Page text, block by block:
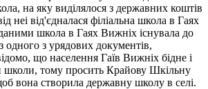
на яку виділялося з державних коштів
неі від'єдналася філіальна школа в Гаях
школа в Гаях Вижніх існувала до
одного з урядових документів,
що населення Гаїв Вижніх бідне і
школи, тому просить Крайову Шкільну
вона створила державну школу в селі.